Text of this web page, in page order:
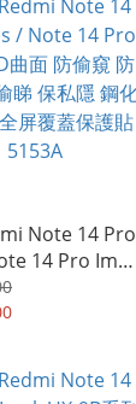
Note 14 Pro
14 Pro Imak
偷窺 防窺視 防
鋼化玻璃膜